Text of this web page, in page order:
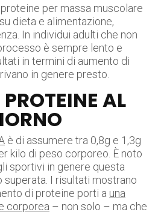
per massa muscolare
dieta e alimentazione,
In individui adulti che non
è sempre lento e
in termini di aumento di
in genere presto.
AL
è di assumere tra 0,8g e 1,3g
kilo di peso corporeo. È noto
sportivi in genere questa
superata. I risultati mostrano
di proteine porti a una
corporea – non solo – ma che